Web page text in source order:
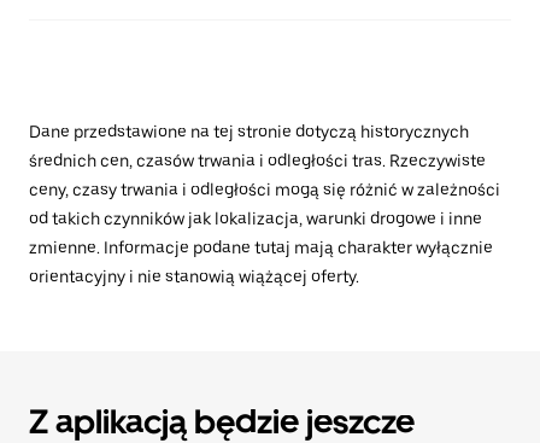
Dane przedstawione na tej stronie dotyczą historycznych
średnich cen, czasów trwania i odległości tras. Rzeczywiste
ceny, czasy trwania i odległości mogą się różnić w zależności
od takich czynników jak lokalizacja, warunki drogowe i inne
zmienne. Informacje podane tutaj mają charakter wyłącznie
orientacyjny i nie stanowią wiążącej oferty.
Z aplikacją będzie jeszcze